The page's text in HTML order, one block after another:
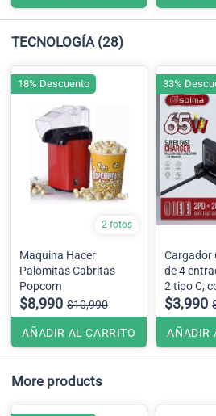
TECNOLOGÍA (28)
2 fotos
Maquina Hacer
Palomitas Cabritas
Popcorn
$8,990 $10,990
AÑADIR AL CARRITO
18% Descuento
Cargador
de 4
2 tipo C,
para
$3,990
AÑADIR
33%
More products